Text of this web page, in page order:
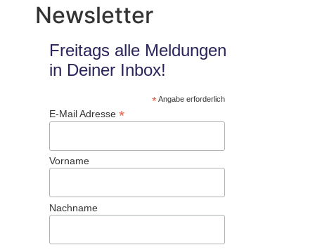
Newsletter
Freitags alle Meldungen
in Deiner Inbox!
*Angabe erforderlich
E-Mail Adresse *
Vorname
Nachname